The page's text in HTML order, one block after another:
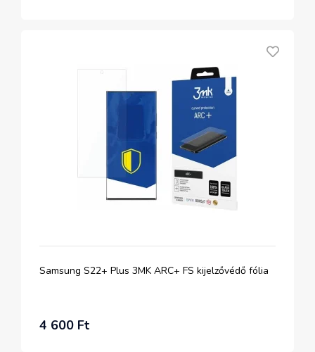
Samsung S22+ Plus 3MK ARC+ FS kijelzővédő fólia
4 600 Ft